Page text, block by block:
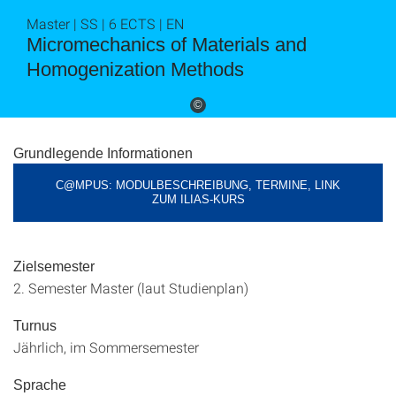
©
Micromechanics of Materials and
Homogenization Methods
Master | SS | 6 ECTS | EN
Grundlegende Informationen
C@MPUS: MODULBESCHREIBUNG, TERMINE, LINK
ZUM ILIAS-KURS
Zielsemester
2. Semester Master (laut Studienplan)
Turnus
Jährlich, im Sommersemester
Sprache